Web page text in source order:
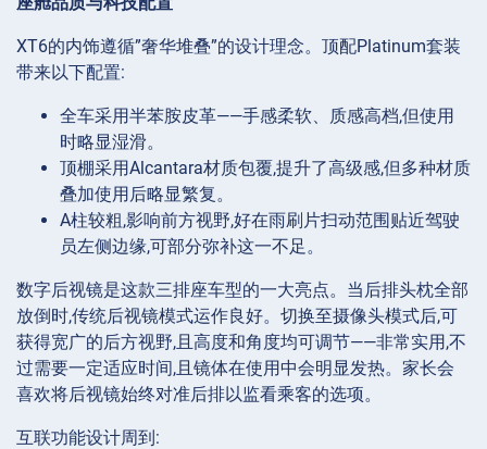
XT6的内饰遵循”奢华堆叠”的设计理念。顶配Platinum套装
带来以下配置:
全车采用半苯胺皮革——手感柔软、质感高档,但使用
时略显湿滑。
顶棚采用Alcantara材质包覆,提升了高级感,但多种材质
叠加使用后略显繁复。
A柱较粗,影响前方视野,好在雨刷片扫动范围贴近驾驶
员左侧边缘,可部分弥补这一不足。
数字后视镜是这款三排座车型的一大亮点。当后排头枕全部
放倒时,传统后视镜模式运作良好。切换至摄像头模式后,可
获得宽广的后方视野,且高度和角度均可调节——非常实用,不
过需要一定适应时间,且镜体在使用中会明显发热。家长会
喜欢将后视镜始终对准后排以监看乘客的选项。
互联功能设计周到: